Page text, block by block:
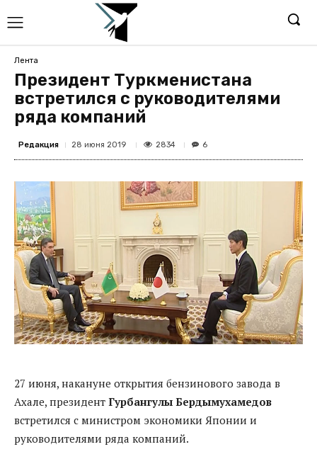
Лента
Президент Туркменистана
встретился с руководителями
ряда компаний
Редакция 28 июня 2019 2834 6
27 июня, накануне открытия бензинового завода в
Ахале, президент Гурбангулы Бердымухамедов
встретился с министром экономики Японии и
руководителями ряда компаний.